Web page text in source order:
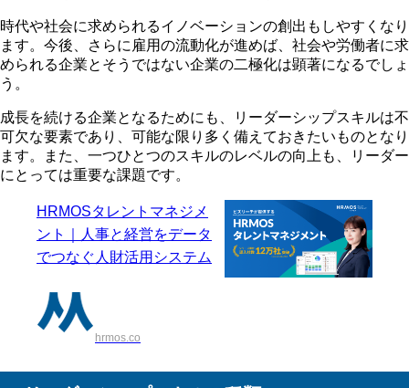
時代や社会に求められるイノベーションの創出もしやすくなり
ます。今後、さらに雇用の流動化が進めば、社会や労働者に求
められる企業とそうではない企業の二極化は顕著になるでしょ
う。
成長を続ける企業となるためにも、リーダーシップスキルは不
可欠な要素であり、可能な限り多く備えておきたいものとなり
ます。また、一つひとつのスキルのレベルの向上も、リーダー
にとっては重要な課題です。
HRMOSタレントマネジメ
ント｜人事と経営をデータ
でつなぐ人財活用システム
hrmos.co